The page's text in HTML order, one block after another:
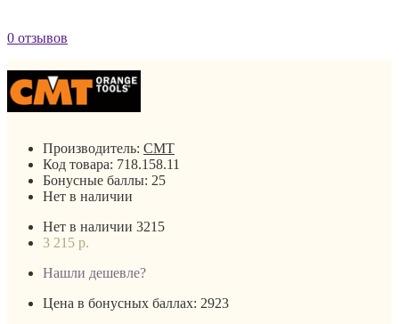
0 отзывов
Производитель: CMT
Код товара: 718.158.11
Бонусные баллы: 25
Нет в наличии
Нет в наличии 3215
3 215 р.
Нашли дешевле?
Цена в бонусных баллах: 2923